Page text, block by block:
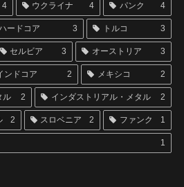
4 ウクライナ 4 パンク 4
ードコア 3 トルコ 3
セルビア 3 オーストリア 3
ンドコア 2 メキシコ 2
ル 2 インダストリアル・メタル 2
2 スロベニア 2 ファンク 1
1